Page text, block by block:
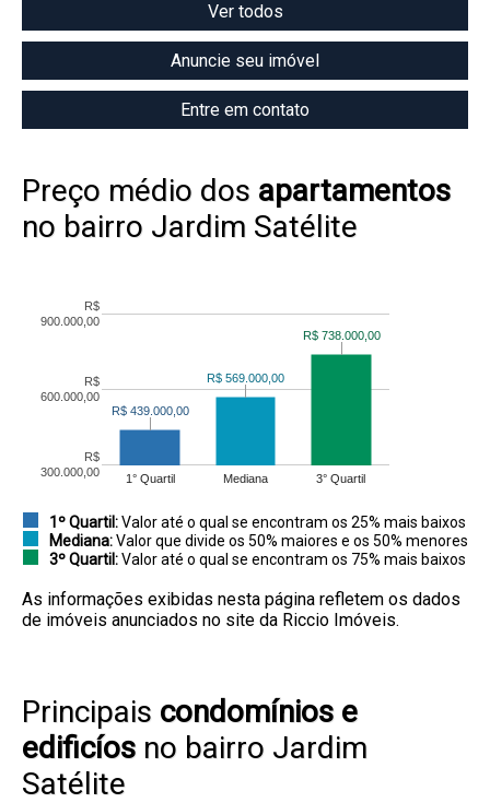
Ver todos
Anuncie seu imóvel
Entre em contato
Preço médio dos apartamentos
no bairro Jardim Satélite
1° Quartil Mediana 3° Quartil
R$
300.000,00
R$
600.000,00
R$
900.000,00
R$ 439.000,00
R$ 439.000,00
R$ 569.000,00
R$ 569.000,00
R$ 738.000,00
R$ 738.000,00
1º Quartil:Valor até o qual se encontram os 25% mais baixos
Mediana:Valor que divide os 50% maiores e os 50% menores
3º Quartil:Valor até o qual se encontram os 75% mais baixos
As informações exibidas nesta página refletem os dados
de imóveis anunciados no site da Riccio Imóveis.
Principais condomínios e
edificíos no bairro Jardim
Satélite